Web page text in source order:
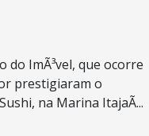
do ImÃ³vel, que ocorre
prestigiaram o
na Marina ItajaÃ­...